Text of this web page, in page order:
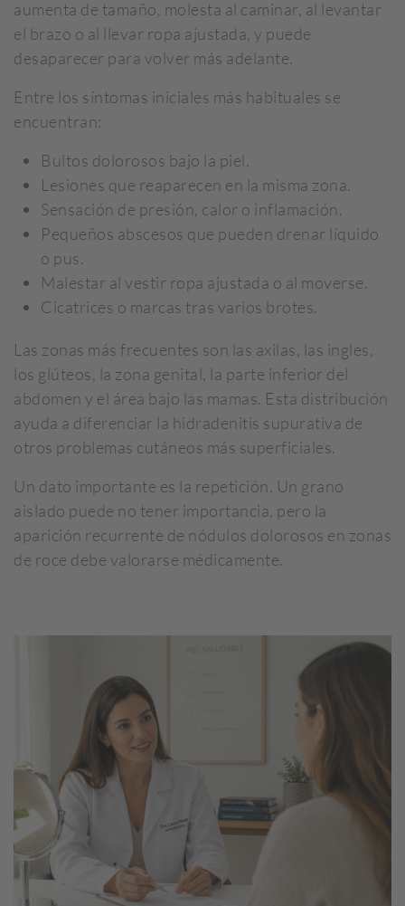
aumenta de tamaño, molesta al caminar, al levantar
el brazo o al llevar ropa ajustada, y puede
desaparecer para volver más adelante.
Entre los síntomas iniciales más habituales se
encuentran:
Bultos dolorosos bajo la piel.
Lesiones que reaparecen en la misma zona.
Sensación de presión, calor o inflamación.
Pequeños abscesos que pueden drenar líquido
o pus.
Malestar al vestir ropa ajustada o al moverse.
Cicatrices o marcas tras varios brotes.
Las zonas más frecuentes son las axilas, las ingles,
los glúteos, la zona genital, la parte inferior del
abdomen y el área bajo las mamas. Esta distribución
ayuda a diferenciar la hidradenitis supurativa de
otros problemas cutáneos más superficiales.
Un dato importante es la repetición. Un grano
aislado puede no tener importancia, pero la
aparición recurrente de nódulos dolorosos en zonas
de roce debe valorarse médicamente.